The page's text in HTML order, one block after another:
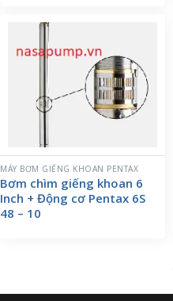
MÁY BƠM GIẾNG KHOAN PENTAX
Bơm chìm giếng khoan 6
Inch + Động cơ Pentax 6S
48 – 10